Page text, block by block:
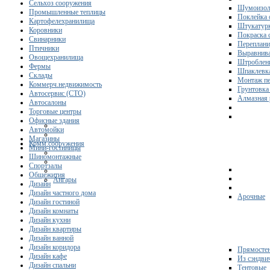
Поклейка
Покраска
Монтаж
Грунтовка
Алмазная
Комм.сооружения
Ангары
Арочные
Из
Тентовые
Сельхоз сооружения
Промышленные теплицы
Картофелехранилища
Коровники
Свинарники
Птичники
Овощехранилища
Фермы
Склады
Коммерч.недвижимость
Автосервис (СТО)
Автосалоны
Торговые центры
Офисные здания
Автомойки
Магазины
Мини-гостиницы
Шиномонтажные
Спортзалы
Общежития
Дизайн
Дизайн частного дома
Дизайн гостиной
Дизайн комнаты
Дизайн кухни
Дизайн квартиры
Дизайн ванной
Дизайн коридора
Дизайн кафе
Дизайн спальни